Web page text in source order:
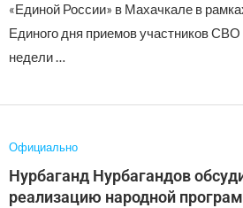
«Единой России» в Махачкале в
Единого дня приемов участников СВО
недели …
Официально
Нурбаганд Нурбагандов
реализацию народной